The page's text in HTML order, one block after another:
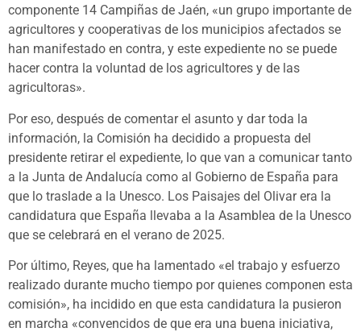
componente 14 Campiñas de Jaén, «un grupo importante de
agricultores y cooperativas de los municipios afectados se
han manifestado en contra, y este expediente no se puede
hacer contra la voluntad de los agricultores y de las
agricultoras».
Por eso, después de comentar el asunto y dar toda la
información, la Comisión ha decidido a propuesta del
presidente retirar el expediente, lo que van a comunicar tanto
a la Junta de Andalucía como al Gobierno de España para
que lo traslade a la Unesco. Los Paisajes del Olivar era la
candidatura que España llevaba a la Asamblea de la Unesco
que se celebrará en el verano de 2025.
Por último, Reyes, que ha lamentado «el trabajo y esfuerzo
realizado durante mucho tiempo por quienes componen esta
comisión», ha incidido en que esta candidatura la pusieron
en marcha «convencidos de que era una buena iniciativa,